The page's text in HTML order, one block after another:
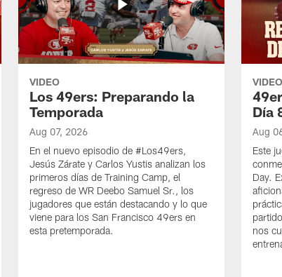
VIDEO
Los 49ers: Preparando la
Temporada
Aug 07, 2026
En el nuevo episodio de #Los49ers,
Jesús Zárate y Carlos Yustis analizan los
primeros días de Training Camp, el
regreso de WR Deebo Samuel Sr., los
jugadores que están destacando y lo que
viene para los San Francisco 49ers en
esta pretemporada.
VIDEO
Día
Aug
Este
Day.
nos